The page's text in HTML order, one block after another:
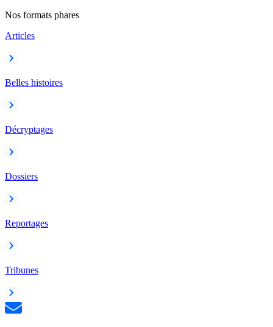
Nos formats phares
Articles
Belles histoires
Décryptages
Dossiers
Reportages
Tribunes